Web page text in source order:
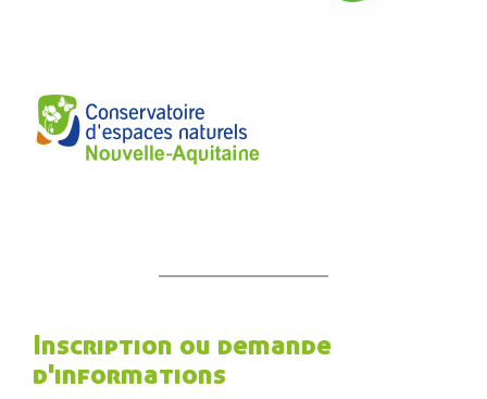
Inscription ou demande
d'informations